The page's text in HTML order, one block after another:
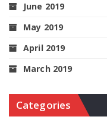
June 2019
May 2019
April 2019
March 2019
Categories